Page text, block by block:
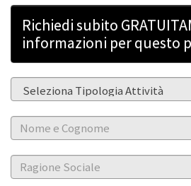
Richiedi subito
informazioni per questo